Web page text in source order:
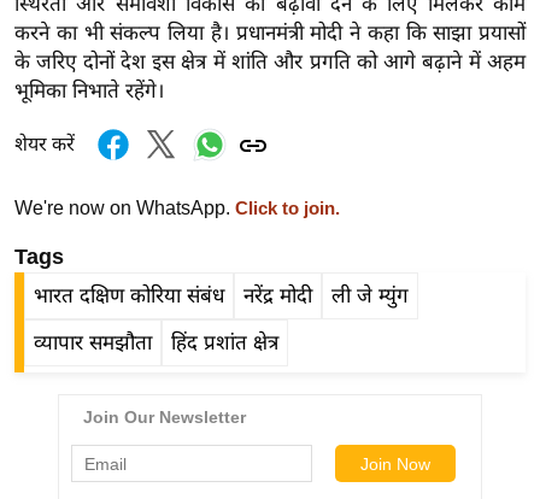
ज
ग
त
बॉ
वु
हॉ
ली
स्थिरता और समावेशी विकास को बढ़ावा देने के लिए मिलकर काम
करने का भी संकल्प लिया है। प्रधानमंत्री मोदी ने कहा कि साझा प्रयासों
के जरिए दोनों देश इस क्षेत्र में शांति और प्रगति को आगे बढ़ाने में अहम
भूमिका निभाते रहेंगे।
शेयर करें
We're now on WhatsApp. Click to join.
Tags
भारत दक्षिण कोरिया संबंध नरेंद्र मोदी ली जे म्युंग
व्यापार समझौता हिंद प्रशांत क्षेत्र